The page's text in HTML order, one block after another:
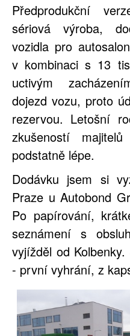
Předprodukční
sériová výroba,
vozidla pro
v kombinaci s 13
uctivým
dojezd vozu, proto
rezervou. Letošní
zkušeností
podstatně lépe.
Dodávku jsem si
Praze u Autobond
Po papírování,
seznámení s
vyjížděl od
- první vyhrání, z